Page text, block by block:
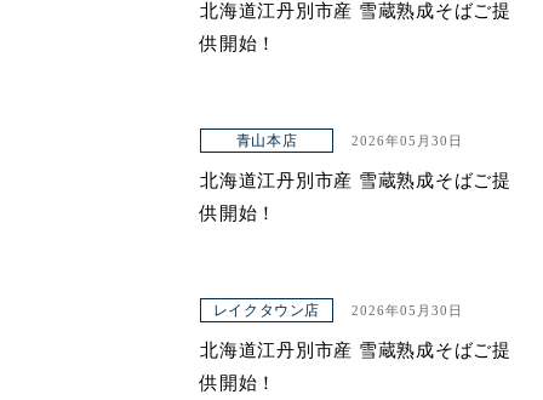
与野店
アクセス
青山本店
与野店
北海道江丹別市産 雪蔵熟成そばご提
供開始！
青山本店 2026年05月30日
北海道江丹別市産 雪蔵熟成そばご提
供開始！
レイクタウン店 2026年05月30日
北海道江丹別市産 雪蔵熟成そばご提
供開始！